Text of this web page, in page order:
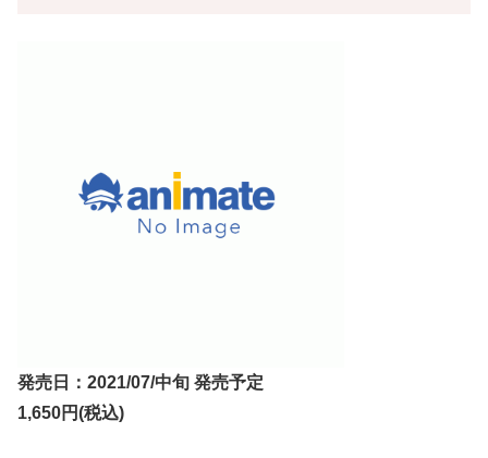
発売日：2021/07/中旬 発売予定
1,650円(税込)